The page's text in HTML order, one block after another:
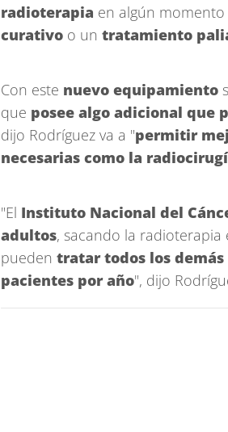
radioterapia en algún momento
curativo o un tratamiento
Con este nuevo equipamiento
que posee algo adicional que
dijo Rodríguez va a "permitir
necesarias como la
"El Instituto Nacional del
adultos, sacando la radioterapia
pueden tratar todos los
pacientes por año", dijo